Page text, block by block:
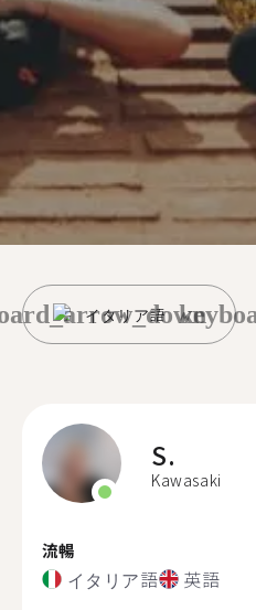
イタリア語
S.
Kawasaki
流暢
イタリア語 英語